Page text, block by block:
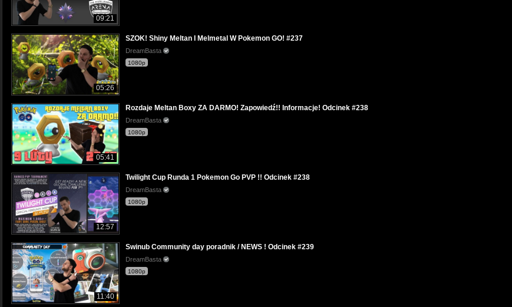
09:21
05:26
SZOK! Shiny Meltan I Melmetal W Pokemon GO! #237
DreamBasta
1080p
05:41
Rozdaje Meltan Boxy ZA DARMO! Zapowiedź!! Informacje! Odcinek #238
DreamBasta
1080p
12:57
Twilight Cup Runda 1 Pokemon Go PVP !! Odcinek #238
DreamBasta
1080p
11:40
Swinub Community day poradnik / NEWS ! Odcinek #239
DreamBasta
1080p